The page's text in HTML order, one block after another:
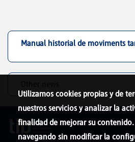
Manual historial de moviments
Utilizamos cookies propias y de
nuestros servicios y analizar la
finalidad de mejorar su
navegando sin modificar la